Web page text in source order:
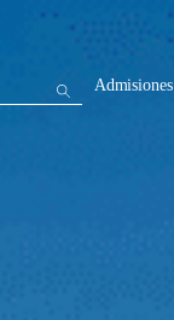
Admisiones